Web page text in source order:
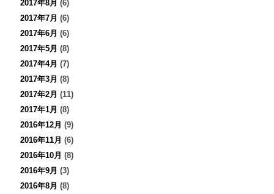
2017年8月 (6)
2017年7月 (6)
2017年6月 (6)
2017年5月 (8)
2017年4月 (7)
2017年3月 (8)
2017年2月 (11)
2017年1月 (8)
2016年12月 (9)
2016年11月 (6)
2016年10月 (8)
2016年9月 (3)
2016年8月 (8)